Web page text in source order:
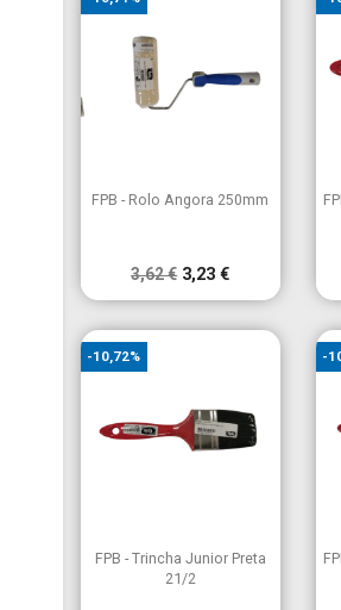
Vista rápida
FPB - Rolo Angora 250mm
3,62 € 3,23 €
Vista rápida
FPB - Trincha Junior Preta
21/2
-10,72% -